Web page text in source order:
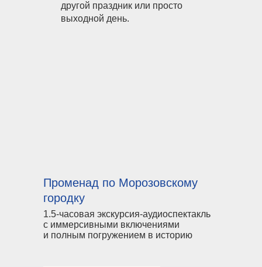
другой праздник или просто
выходной день.
1.5-часовая экскурсия-аудиоспектакль
с иммерсивными включениями
и полным погружением в историю
Променад по Морозовскому
городку